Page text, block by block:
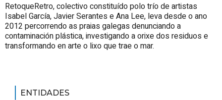
RetoqueRetro, colectivo constituído polo trío de artistas
Isabel García, Javier Serantes e Ana Lee, leva desde o ano
2012 percorrendo as praias galegas denunciando a
contaminación plástica, investigando a orixe dos residuos e
transformando en arte o lixo que trae o mar.
ENTIDADES